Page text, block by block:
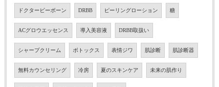
ドクタービーボーン DRBB ピーリングローション 糖
ACグロウエッセンス 導入美容液 DRBB取扱い
シャープクリーム ボトックス 表情ジワ 肌診断 肌診断器
無料カウンセリング 冷房 夏のスキンケア 未来の肌作り